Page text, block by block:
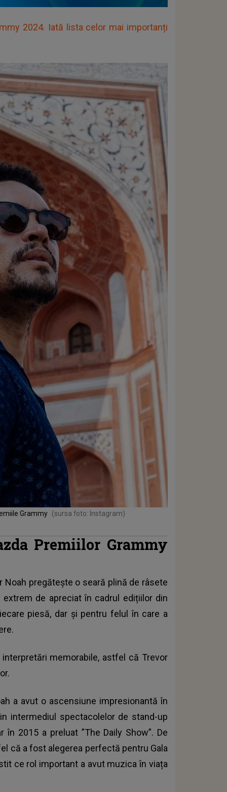
2024. Iată lista celor mai importanți
Grammy (sursa foto: Instagram)
Premiilor Grammy
Noah pregătește o seară plină de râsete
de apreciat în cadrul edițiilor din
piesă, dar și pentru felul în care a
memorabile, astfel că Trevor
a avut o ascensiune impresionantă în
intermediul spectacolelor de stand-up
2015 a preluat ”The Daily Show”. De
că a fost alegerea perfectă pentru Gala
ce rol important a avut muzica în viața